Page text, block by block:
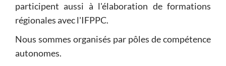
participent aussi à l'élaboration de formations
régionales avec l'IFPPC.
Nous sommes organisés par pôles de compétence
autonomes.